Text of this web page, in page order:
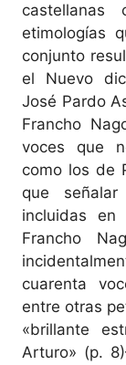
castellanas
etimologías
conjunto
el Nuevo
José Pardo
Francho
voces que
como los de
que
incluidas
Francho
cuarenta
entre otras
«brillante
Arturo» (p.